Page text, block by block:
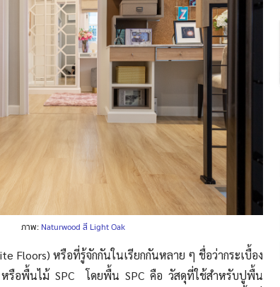
ภาพ: Naturwood สี Light Oak
Floors) หรือที่รู้จักกันในเรียกกันหลาย ๆ ชื่อว่ากระเบื้อง
หรือพื้นไม้ SPC โดยพื้น SPC คือ วัสดุที่ใช้สำหรับปูพื้น